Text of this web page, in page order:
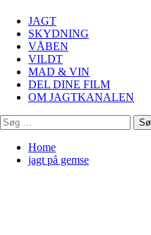
JAGT
SKYDNING
VÅBEN
VILDT
MAD & VIN
DEL DINE FILM
OM JAGTKANALEN
Søg
efter:
Home
jagt på gemse